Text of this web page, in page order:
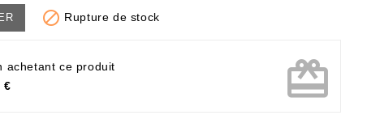
 Rupture de stock
achetant ce produit
€ card_giftcard